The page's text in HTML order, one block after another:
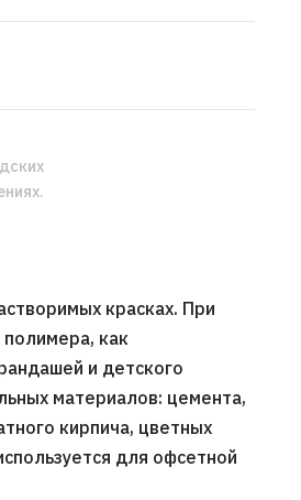
красках. При
полимера, как
и детского
материалов: цемента,
кирпича, цветных
для офсетной